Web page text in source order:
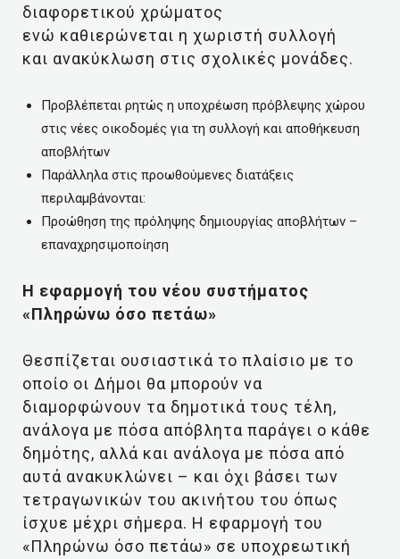
διαφορετικού χρώματος
ενώ καθιερώνεται η χωριστή συλλογή
και ανακύκλωση στις σχολικές μονάδες.
Προβλέπεται ρητώς η υποχρέωση πρόβλεψης χώρου
στις νέες οικοδομές για τη συλλογή και αποθήκευση
αποβλήτων
Παράλληλα στις προωθούμενες διατάξεις
περιλαμβάνονται:
Προώθηση της πρόληψης δημιουργίας αποβλήτων –
επαναχρησιμοποίηση
Η εφαρμογή του νέου συστήματος
«Πληρώνω όσο πετάω»
Θεσπίζεται ουσιαστικά το πλαίσιο με το
οποίο οι Δήμοι θα μπορούν να
διαμορφώνουν τα δημοτικά τους τέλη,
ανάλογα με πόσα απόβλητα παράγει ο κάθε
δημότης, αλλά και ανάλογα με πόσα από
αυτά ανακυκλώνει – και όχι βάσει των
τετραγωνικών του ακινήτου του όπως
ίσχυε μέχρι σήμερα. Η εφαρμογή του
«Πληρώνω όσο πετάω» σε υποχρεωτική